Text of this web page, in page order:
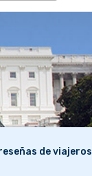
de viajeros